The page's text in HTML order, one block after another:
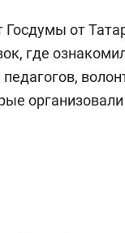
Госдумы от
где